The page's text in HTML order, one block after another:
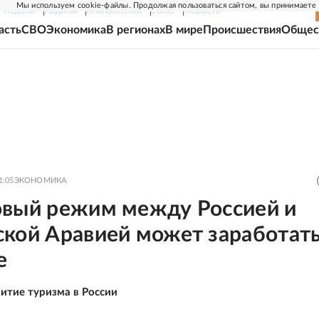
Мы используем cookie-файлы. Продолжая пользоваться сайтом, вы принимаете
НЕДЕЛЯ РОДИНА ПРИЛОЖЕНИЯ СОЮЗ НОВОСТИ
СВОЭкономикаВ регионахВ мире Происшествия
ЭКОНОМИКА
режим между Россией и
Аравией может
туризма в России